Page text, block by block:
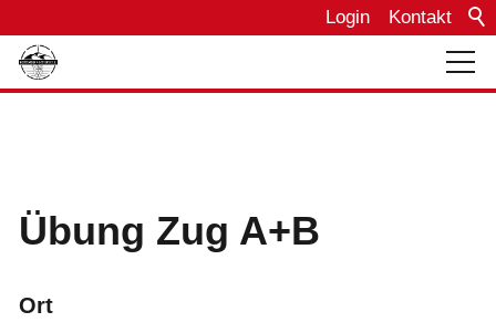
Kontakt
Login
Bautagebuch
Übung Zug A+B
Ort